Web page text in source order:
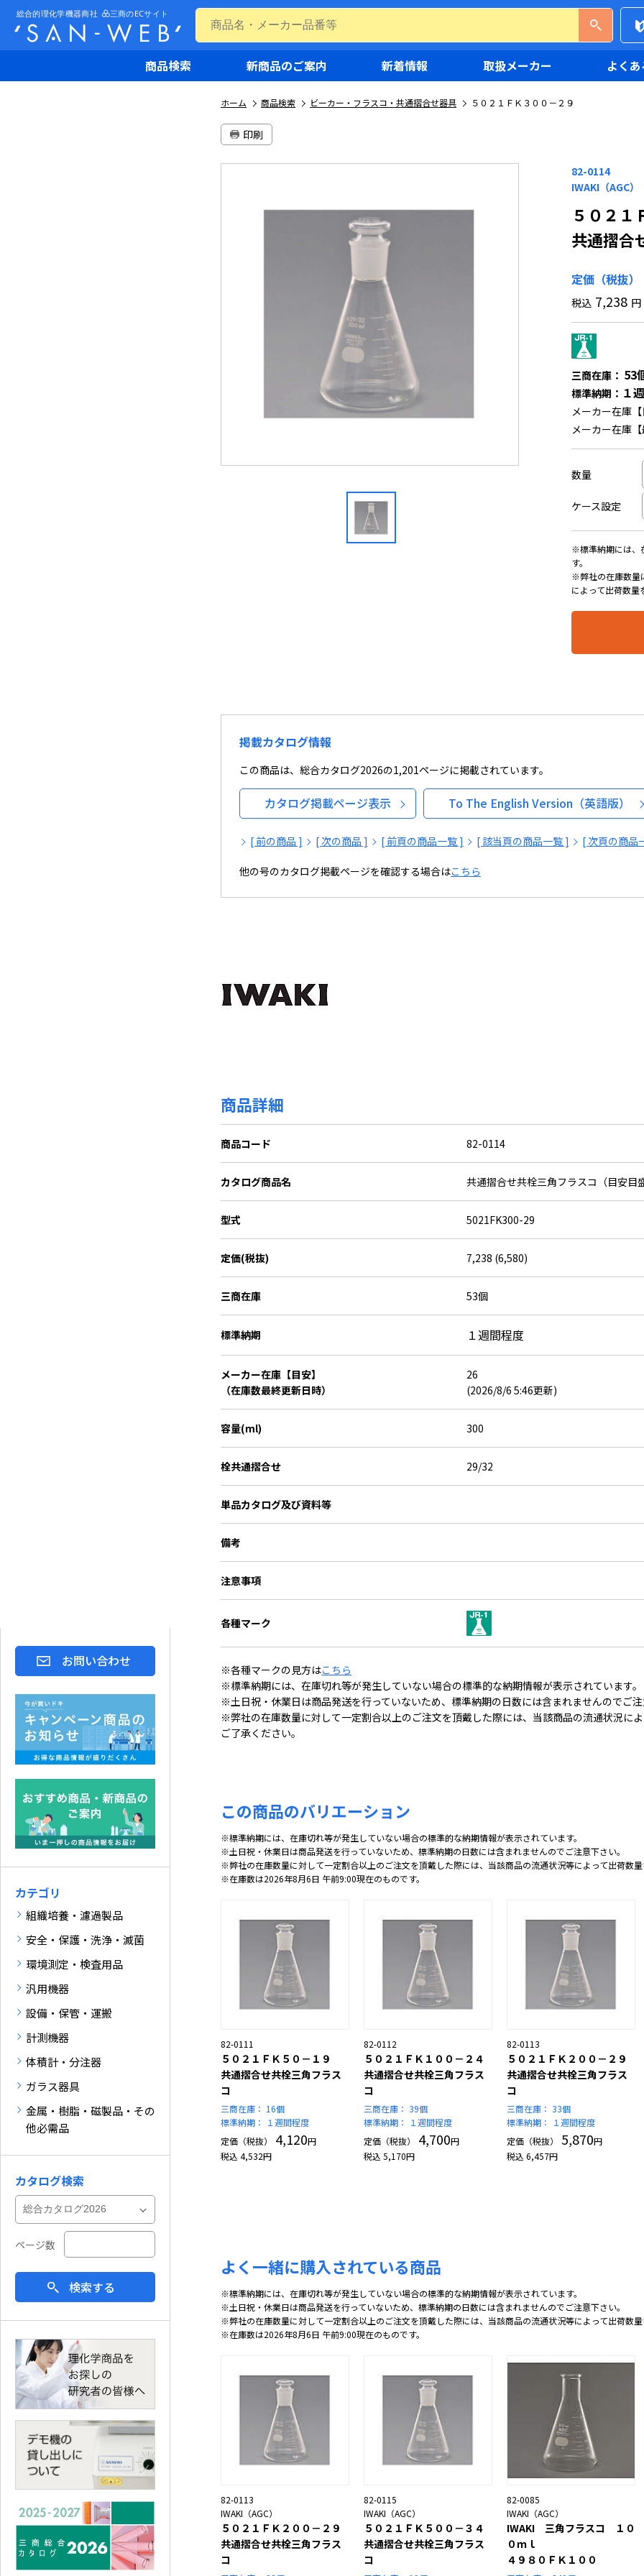
商品検索 新商品のご案内 新着情報 取扱メーカー よく
ホーム 商品検索 ビーカー・フラスコ・共通摺合せ器具 ５０２１ＦＫ３００－２９
印刷
82-0114
IWAKI（AGC）
５０２１
共通摺合
定価（税抜）
税込 7,238 円
三商在庫： 53
標準納期： １
メーカー在庫
メーカー在庫
数量
ケース設定
※標準納期には、
す。
※弊社の在庫数量
によって出荷数
掲載カタログ情報
この商品は、総合カタログ2026の1,201ページに掲載されています。
カタログ掲載ページ表示 To The English Version（英語版）
[ 前の商品 ] [ 次の商品 ] [ 前頁の商品一覧 ] [ 該当頁の商品一覧 ] [ 次頁の商品
他の号のカタログ掲載ページを確認する場合はこちら
商品詳細
商品コード 82-0114
カタログ商品名 共通摺合せ共栓三角フラスコ（目安目
型式 5021FK300-29
定価(税抜) 7,238 (6,580)
三商在庫 53個
標準納期 １週間程度
メーカー在庫【目安】
（在庫数最終更新日時）
26
(2026/8/6 5:46更新)
容量(ml) 300
栓共通摺合せ 29/32
単品カタログ及び資料等
備考
注意事項
各種マーク
※各種マークの見方はこちら
※標準納期には、在庫切れ等が発生していない場合の標準的な納期情報が表示されています。
※土日祝・休業日は商品発送を行っていないため、標準納期の日数には含まれませんのでご
※弊社の在庫数量に対して一定割合以上のご注文を頂戴した際には、当該商品の流通状況に
ご了承ください。
この商品のバリエーション
※標準納期には、在庫切れ等が発生していない場合の標準的な納期情報が表示されています。
※土日祝・休業日は商品発送を行っていないため、標準納期の日数には含まれませんのでご注意下さい。
※弊社の在庫数量に対して一定割合以上のご注文を頂戴した際には、当該商品の流通状況等によって出荷数
※在庫数は2026年8月6日 午前9:00現在のものです。
82-0111
５０２１ＦＫ５０－１９
共通摺合せ共栓三角フラス
コ
三商在庫： 16個
標準納期：
１週間程度
定価（税抜）
4,120円
税込 4,532円
82-0112
５０２１ＦＫ１００－２４
共通摺合せ共栓三角フラス
コ
三商在庫： 39個
標準納期：
１週間程度
定価（税抜）
4,700円
税込 5,170円
82-0113
５０２１ＦＫ２００－２９
共通摺合せ共栓三角フラス
コ
三商在庫： 33個
標準納期：
１週間程度
定価（税抜）
5,870円
税込 6,457円
よく一緒に購入されている商品
※標準納期には、在庫切れ等が発生していない場合の標準的な納期情報が表示されています。
※土日祝・休業日は商品発送を行っていないため、標準納期の日数には含まれませんのでご注意下さい。
※弊社の在庫数量に対して一定割合以上のご注文を頂戴した際には、当該商品の流通状況等によって出荷数
※在庫数は2026年8月6日 午前9:00現在のものです。
82-0113
IWAKI（AGC）
５０２１ＦＫ２００－２９
共通摺合せ共栓三角フラス
コ
82-0115
IWAKI（AGC）
５０２１ＦＫ５００－３４
共通摺合せ共栓三角フラス
コ
82-0085
IWAKI（AGC）
IWAKI 三角フラスコ １０
０ｍｌ
４９８０ＦＫ１００
お問い合わせ
カテゴリ
組織培養・濾過製品
安全・保護・洗浄・滅菌
環境測定・検査用品
汎用機器
設備・保管・運搬
計測機器
体積計・分注器
ガラス器具
金属・樹脂・磁製品・その
他必需品
カタログ検索
ページ数
検索する